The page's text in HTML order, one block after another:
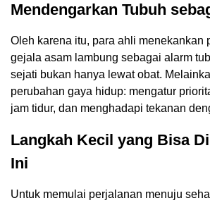
Mendengarkan Tubuh
Oleh karena itu, para ahli menekankan
gejala asam lambung sebagai alarm
sejati bukan hanya lewat obat.
perubahan gaya hidup: mengatur
jam tidur, dan menghadapi tekanan
Langkah Kecil yang Bisa
Ini
Untuk memulai perjalanan menuju